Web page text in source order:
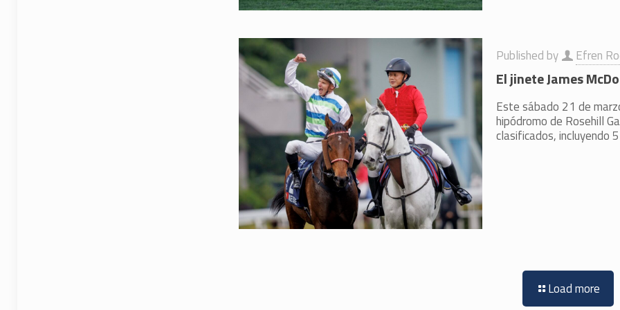
Published by Efren
El jinete James
Este sábado 21 de
hipódromo de Rosehill
clasificados, incluyendo
Load more